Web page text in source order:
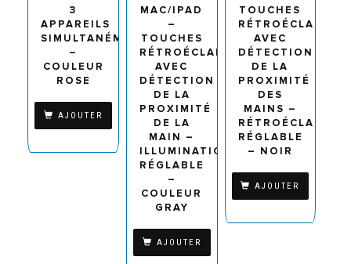
3
APPAREILS
SIMULTANÉMENT
–
COULEUR
ROSE
AJOUTER
MAC/IPAD
–
TOUCHES
RÉTROÉCLAIRÉES
AVEC
DÉTECTION
DE LA
PROXIMITÉ
DE LA
MAIN –
ILLUMINATION
RÉGLABLE
–
COULEUR
GRAY
AJOUTER
TOUCHES
RÉTROÉCLAIRÉES
AVEC
DÉTECTION
DE LA
PROXIMITÉ
DES
MAINS –
RÉGLABLE
– NOIR
AJOUTER